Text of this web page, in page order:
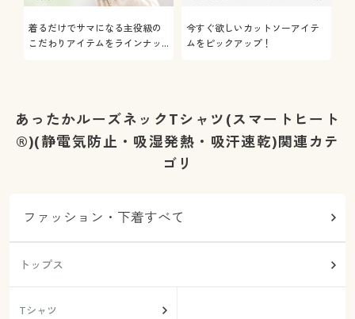
着るだけでサマになる主役級の
こだわりアイテムをラインナッ
今すぐ欲しいカットソーアイテ
ムをピックアップ！
あったかルーズネックTシャツ(スマートヒート
®)(静電気防止・吸湿発熱・吸汗速乾)関連カテ
ゴリ
ファッション・下着すべて
トップス
Tシャツ